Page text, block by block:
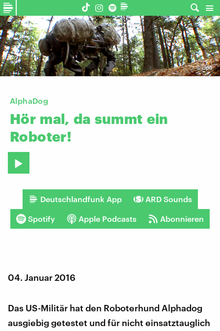
©dpa
AlphaDog
Hör mal, da summt ein
Roboter!
Deutschlandfunk App ARD Sounds
Spotify Apple Podcasts Abonnieren
04. Januar 2016
Das US-Militär hat den Roboterhund Alphadog
ausgiebig getestet und für nicht einsatztauglich